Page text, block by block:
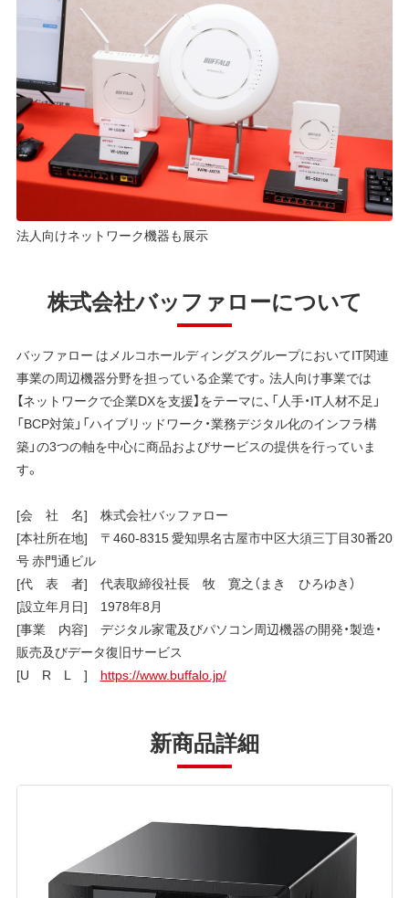
法人向けネットワーク機器も展示
株式会社バッファローについて
バッファロー はメルコホールディングスグループにおいてIT関連
事業の周辺機器分野を担っている企業です。法人向け事業では
【ネットワークで企業DXを支援】をテーマに、「人手・IT人材不足」
「BCP対策」「ハイブリッドワーク・業務デジタル化のインフラ構
築」の3つの軸を中心に商品およびサービスの提供を行っていま
す。
[会 社 名] 株式会社バッファロー
[本社所在地] 〒460-8315 愛知県名古屋市中区大須三丁目30番20
号 赤門通ビル
[代 表 者] 代表取締役社長 牧 寛之（まき ひろゆき）
[設立年月日] 1978年8月
[事業 内容] デジタル家電及びパソコン周辺機器の開発・製造・
販売及びデータ復旧サービス
[U R L ] https://www.buffalo.jp/
新商品詳細